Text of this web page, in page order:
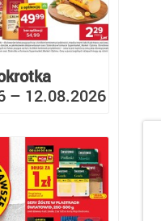
– 12.08.2026